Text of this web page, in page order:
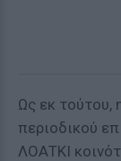
Ως εκ τούτου,
περιοδικού
ΛΟΑΤΚΙ